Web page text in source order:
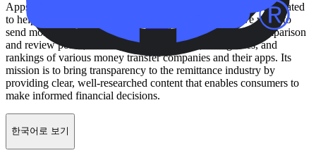
Apps-for-money-transfer.com is an informational website dedicated
to helping users find the most suitable and cost-effective ways to
send money internationally. The platform functions as a comparison
and review portal, offering detailed analysis, user guides, and
rankings of various money transfer companies and their apps. Its
mission is to bring transparency to the remittance industry by
providing clear, well-researched content that enables consumers to
make informed financial decisions.
한국어로 보기